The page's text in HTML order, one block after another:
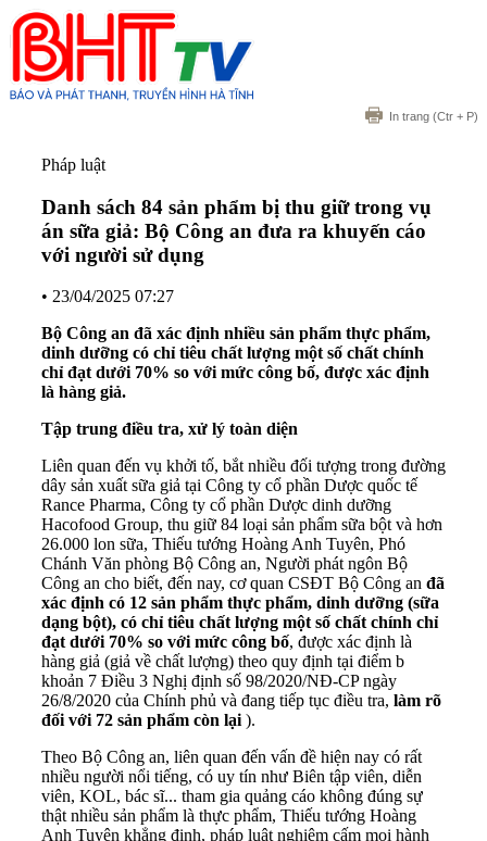
In trang (Ctr + P)
Pháp luật
Danh sách 84 sản phẩm bị thu giữ trong vụ
án sữa giả: Bộ Công an đưa ra khuyến cáo
với người sử dụng
• 23/04/2025 07:27
Bộ Công an đã xác định nhiều sản phẩm thực phẩm,
dinh dưỡng có chỉ tiêu chất lượng một số chất chính
chỉ đạt dưới 70% so với mức công bố, được xác định
là hàng giả.
Tập trung điều tra, xử lý toàn diện
Liên quan đến vụ khởi tố, bắt nhiều đối tượng trong đường
dây sản xuất sữa giả tại Công ty cổ phần Dược quốc tế
Rance Pharma, Công ty cổ phần Dược dinh dưỡng
Hacofood Group, thu giữ 84 loại sản phẩm sữa bột và hơn
26.000 lon sữa, Thiếu tướng Hoàng Anh Tuyên, Phó
Chánh Văn phòng Bộ Công an, Người phát ngôn Bộ
Công an cho biết, đến nay, cơ quan CSĐT Bộ Công an đã
xác định có 12 sản phẩm thực phẩm, dinh dưỡng (sữa
dạng bột), có chỉ tiêu chất lượng một số chất chính chỉ
đạt dưới 70% so với mức công bố, được xác định là
hàng giả (giả về chất lượng) theo quy định tại điểm b
khoản 7 Điều 3 Nghị định số 98/2020/NĐ-CP ngày
26/8/2020 của Chính phủ và đang tiếp tục điều tra, làm rõ
đối với 72 sản phẩm còn lại).
Theo Bộ Công an, liên quan đến vấn đề hiện nay có rất
nhiều người nổi tiếng, có uy tín như Biên tập viên, diễn
viên, KOL, bác sĩ... tham gia quảng cáo không đúng sự
thật nhiều sản phẩm là thực phẩm, Thiếu tướng Hoàng
Anh Tuyên khẳng định, pháp luật nghiêm cấm mọi hành